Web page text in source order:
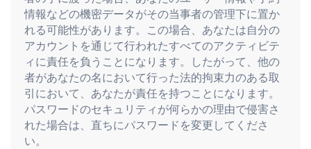
情報などの機密データがその当事者の管理下に置か
れる可能性があります。この場合、あなたは自分の
アカウントを通じて行われたすべてのアクティビテ
ィに責任を負うことになります。したがって、他の
者があなたの名において行った法的拘束力のある取
引において、あなたが責任を持つことになります。
パスワードのセキュリティが何らかの理由で侵害さ
れた場合は、直ちにパスワードを変更してくださ
い。